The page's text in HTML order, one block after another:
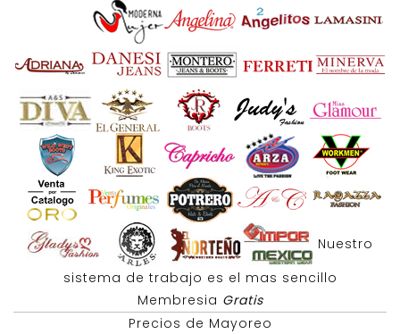
Nuestro
sistema de trabajo es el mas sencillo
Membresia Gratis
Precios de Mayoreo